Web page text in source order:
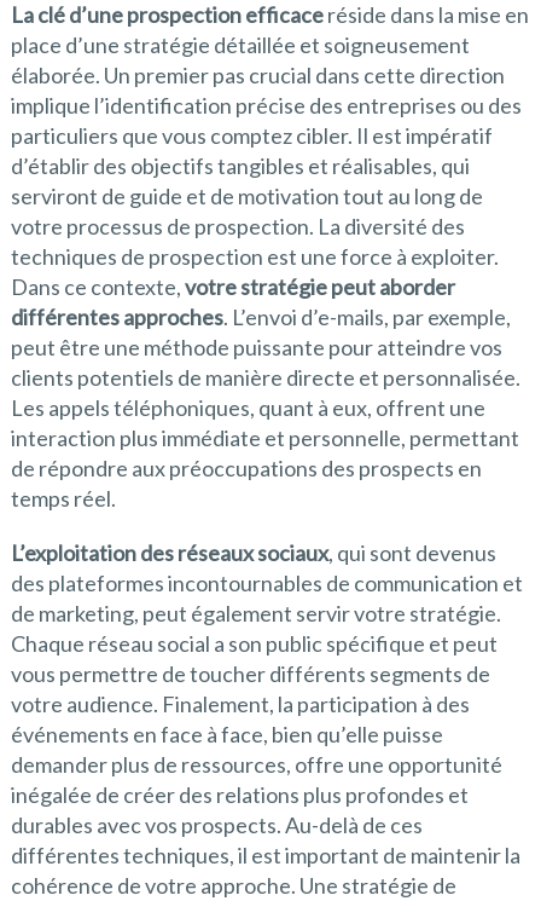
La clé d’une prospection efficaceréside dans la mise en
place d’une stratégie détaillée et soigneusement
élaborée. Un premier pas crucial dans cette direction
implique l’identification précise des entreprises ou des
particuliers que vous comptez cibler. Il est impératif
d’établir des objectifs tangibles et réalisables, qui
serviront de guide et de motivation tout au long de
votre processus de prospection. La diversité des
techniques de prospection est une force à exploiter.
Dans ce contexte,votre stratégie peut aborder
différentes approches. L’envoi d’e-mails, par exemple,
peut être une méthode puissante pour atteindre vos
clients potentiels de manière directe et personnalisée.
Les appels téléphoniques, quant à eux, offrent une
interaction plus immédiate et personnelle, permettant
de répondre aux préoccupations des prospects en
temps réel.
L’exploitation des réseaux sociaux, qui sont devenus
des plateformes incontournables de communication et
de marketing, peut également servir votre stratégie.
Chaque réseau social a son public spécifique et peut
vous permettre de toucher différents segments de
votre audience. Finalement, la participation à des
événements en face à face, bien qu’elle puisse
demander plus de ressources, offre une opportunité
inégalée de créer des relations plus profondes et
durables avec vos prospects. Au-delà de ces
différentes techniques, il est important de maintenir la
cohérence de votre approche. Une stratégie de